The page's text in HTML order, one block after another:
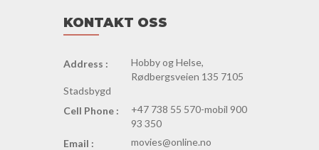
KONTAKT OSS
Address :
Hobby og Helse,
Rødbergsveien 135 7105
Stadsbygd
Cell Phone :
+47 738 55 570-mobil 900
93 350
Email :
movies@online.no